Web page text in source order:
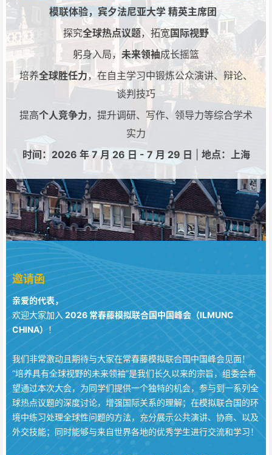
模联体验，宾夕法尼亚大学 精英主席团
探究全球热点议题，拓宽国际视野
躬身入局， 未来领袖成长摇篮
培养全球胜任力，在自主学习中锻炼公众演讲、辩论、
谈判技巧
提高个人竞争力 ，提升调研、写作、领导力等综合学术
实力
时间：2026 年 7 月 26 日 - 7 月 29 日
地点：上海
邀请函
亲爱的代表，
欢迎大家加入 2026 常春藤模拟联合国中国峰会 （ILMUNC
CHINA）
！
我们非常激动且期待与大家在常春藤模拟联合国中国峰会见面！
“培养具有全球视野的未来领袖”是我们长久以来的宗旨，组委会希
望通过本次大会，为同学们提供一个独特的机会，参与到一系列全
球热点议题的深度讨论，增强国际关系的理解；在模拟联合国的环
境中练习处理全球性问题的方法，充分展示公共演讲、协商、以及
外交技能；同时能够与来自世界各地的优秀学生进行交流和学习！